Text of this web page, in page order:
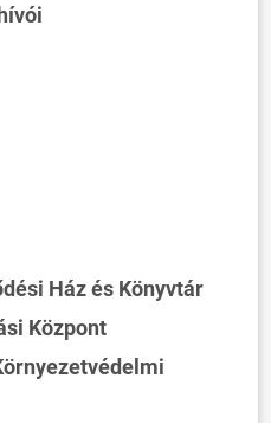
Ház és Könyvtár
Központ